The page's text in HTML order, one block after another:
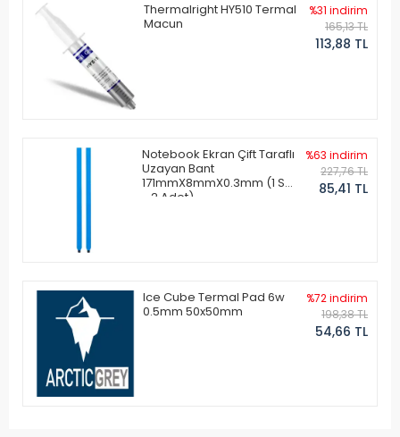
Thermalright HY510 Termal
Macun
%31 indirim
165,13 TL
113,88 TL
Notebook Ekran Çift Taraflı
Uzayan Bant
171mmX8mmX0.3mm (1 Set
- 2 Adet)
%63 indirim
227,76 TL
85,41 TL
Ice Cube Termal Pad 6w
0.5mm 50x50mm
%72 indirim
198,38 TL
54,66 TL